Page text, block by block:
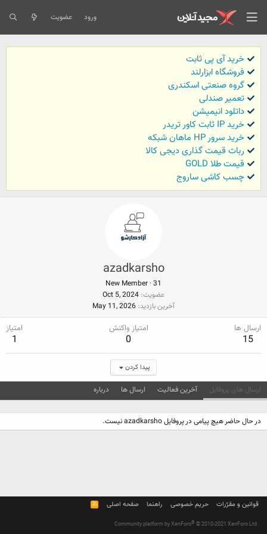
ورود عضویت
خرید آی پی ثابت
فروشگاه ابزارلند
گروه صنعتی اسکندری
تعمیر صندلی
داتلود انیمیشن
خرید IP ثابت کاور تریدر
خرید سرور HP ماهان شبکه
ربات قیمت گذاری دیجی کالا
قیمت طلا GOLD
چسب کاشی ساروج
azadkarsho
New Member · 31
عضویت Oct 5, 2024
آخرین بازدید May 11, 2026
ارسال ها
15
امتیاز واکنش
0
امتیاز
1
پیدا کردن
ارسال های پروفایل آخرین فعالیت ارسال ها درباره
در حال حاضر هیچ پیامی در پروفایل azadkarsho نیست.
قوانین و مقرّرات حریم خصوصی راهنما صفحه اصلی
R
S
Community platform by XenForo® © 2010-2021 XenForo Ltd.